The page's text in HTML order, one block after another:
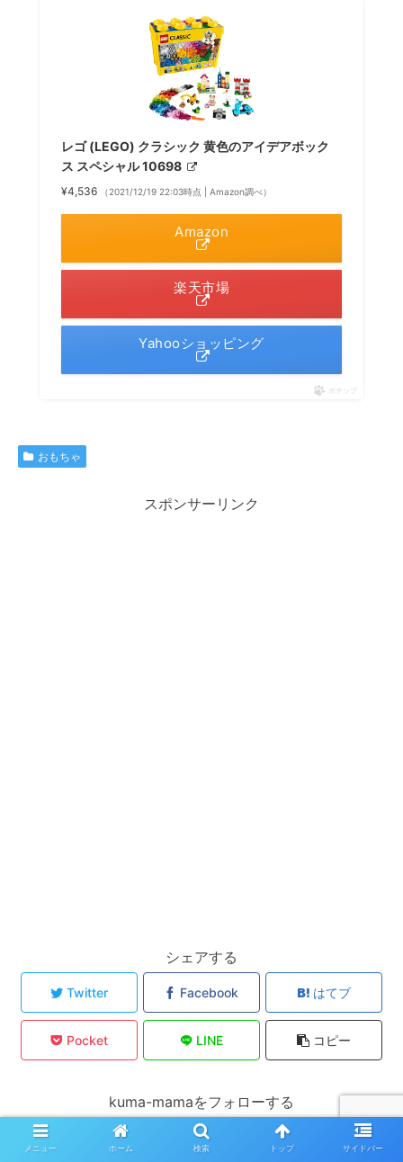
レゴ (LEGO) クラシック 黄色のアイデアボック
ス スペシャル 10698
¥4,536 （2021/12/19 22:03時点 | Amazon調べ）
Amazon
楽天市場
Yahooショッピング
ポチップ
おもちゃ
スポンサーリンク
シェアする
Twitter Facebook はてブ
Pocket LINE コピー
kuma-mamaをフォローする
メニュー ホーム 検索 トップ サイドバー